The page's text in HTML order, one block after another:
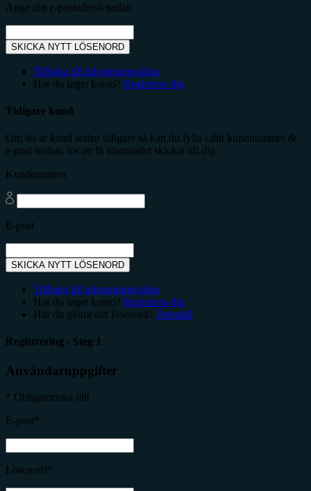
Ange din e-postadress nedan
SKICKA NYTT LÖSENORD
Tillbaka till inloggningssidan
Har du inget konto? Registrera dig
Tidigare kund
Om du är kund sedan tidigare så kan du fylla i ditt kundnummer &
e-post nedan, för att få lösenordet skickat till dig.
Kundnummer
E-post
SKICKA NYTT LÖSENORD
Tillbaka till inloggningssidan
Har du inget konto? Registrera dig
Har du glömt ditt lösenord? Återställ
Registrering - Steg 1
Användaruppgifter
* Obligatoriska fält
E-post*
Lösenord*